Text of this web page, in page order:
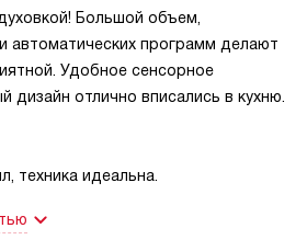
Большой объем,
автоматических программ делают
Удобное сенсорное
дизайн отлично вписались в кухню.
техника идеальна.